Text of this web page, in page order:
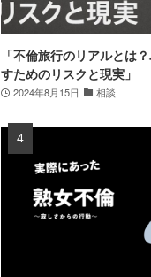
「不倫旅行のリアルとは
すためのリスクと現実」
2024年8月15日 相談